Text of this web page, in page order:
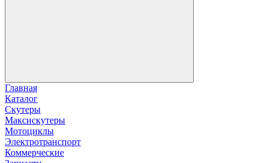
Главная
Каталог
Скутеры
Максискутеры
Мотоциклы
Электротранспорт
Коммерческие